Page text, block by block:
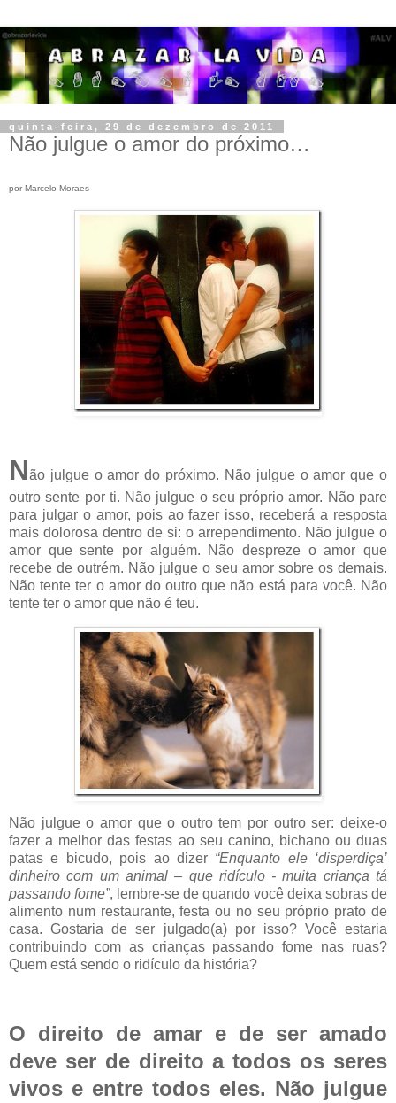
quinta-feira, 29 de dezembro de 2011
Não julgue o amor do próximo…
por Marcelo Moraes
Não julgue o amor do próximo. Não julgue o amor que o
outro sente por ti. Não julgue o seu próprio amor. Não pare
para julgar o amor, pois ao fazer isso, receberá a resposta
mais dolorosa dentro de si: o arrependimento. Não julgue o
amor que sente por alguém. Não despreze o amor que
recebe de outrém. Não julgue o seu amor sobre os demais.
Não tente ter o amor do outro que não está para você. Não
tente ter o amor que não é teu.
Não julgue o amor que o outro tem por outro ser: deixe-o
fazer a melhor das festas ao seu canino, bichano ou duas
patas e bicudo, pois ao dizer “Enquanto ele ‘disperdiça’
dinheiro com um animal – que ridículo - muita criança tá
passando fome”, lembre-se de quando você deixa sobras de
alimento num restaurante, festa ou no seu próprio prato de
casa. Gostaria de ser julgado(a) por isso? Você estaria
contribuindo com as crianças passando fome nas ruas?
Quem está sendo o ridículo da história?
O direito de amar e de ser amado
deve ser de direito a todos os seres
vivos e entre todos eles. Não julgue